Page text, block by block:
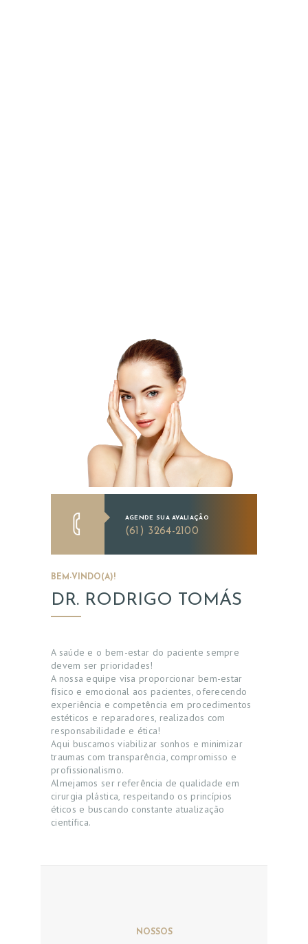
AGENDE SUA AVALIAÇÃO
(61) 3264-2100
BEM-VINDO(A)!
DR. RODRIGO TOMÁS
A saúde e o bem-estar do paciente sempre
devem ser prioridades!
A nossa equipe visa proporcionar bem-estar
físico e emocional aos pacientes, oferecendo
experiência e competência em procedimentos
estéticos e reparadores, realizados com
responsabilidade e ética!
Aqui buscamos viabilizar sonhos e minimizar
traumas com transparência, compromisso e
profissionalismo.
Almejamos ser referência de qualidade em
cirurgia plástica, respeitando os princípios
éticos e buscando constante atualização
científica.
NOSSOS